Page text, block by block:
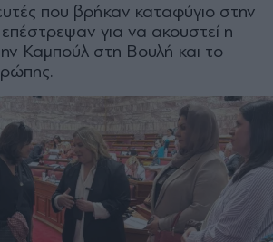
που βρήκαν καταφύγιο στην
για να ακουστεί η
Καμπούλ στη Βουλή και το